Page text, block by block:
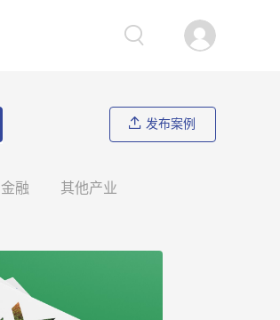
发布案例
金融
其他产业